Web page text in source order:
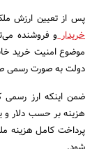
پس از تعیین ارزش
خریدارو فروشنده
موضوع امنیت خرید
دولت به صورت رسمی
ضمن اینکه ارز رسمی
هزینه بر حسب دلار و
پرداخت کامل هزینه